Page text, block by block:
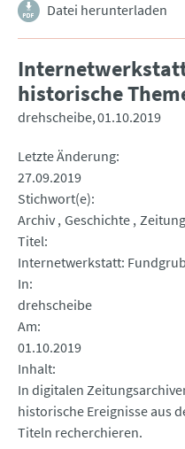
Datei herunterladen
historische
drehscheibe 01.10.2019
Letzte Änderung
27.09.2019
Stichwort(e)
Archiv Geschichte Zeitung
Titel
Internetwerkstatt:
In
drehscheibe
Am
01.10.2019
Inhalt
In digitalen
historische Ereignisse aus
Titeln recherchieren.